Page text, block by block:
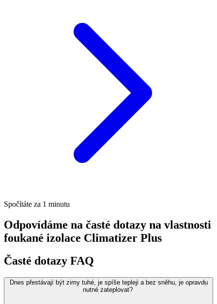
Spočítáte za 1 minutu
Odpovídáme na časté dotazy na vlastnosti
foukané izolace Climatizer Plus
Časté dotazy FAQ
Dnes přestávají být zimy tuhé, je spíše tepleji a bez sněhu, je opravdu
nutné zateplovat?